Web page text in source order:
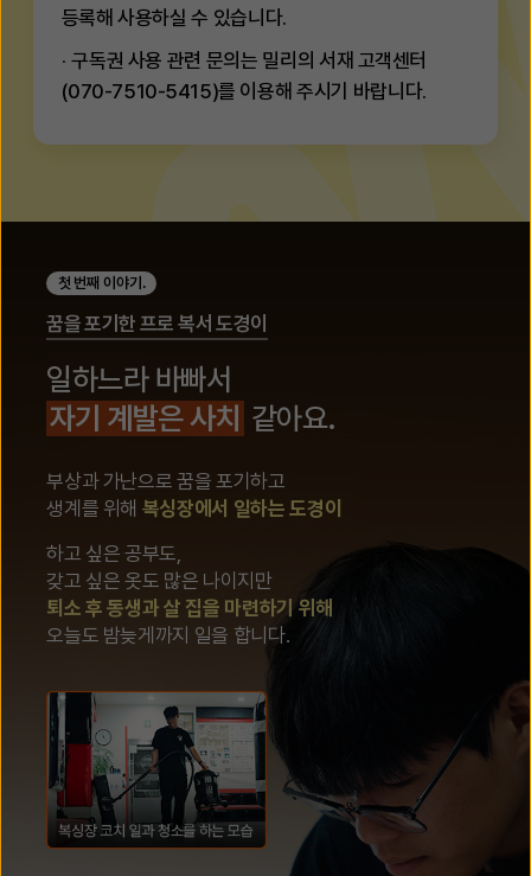
등록해 사용하실 수 있습니다.
구독권 사용 관련 문의는 밀리의 서재 고객센터
(070-7510-5415)를 이용해 주시기 바랍니다.
첫 번째 이야기.
꿈을 포기한 프로 복서 도경이
일하느라 바빠서
자기 계발은 사치 같아요.
부상과 가난으로 꿈을 포기하고
생계를 위해 복싱장에서 일하는 도경이
하고 싶은 공부도,
갖고 싶은 옷도 많은 나이지만
퇴소 후 동생과 살 집을 마련하기 위해
오늘도 밤늦게까지 일을 합니다.